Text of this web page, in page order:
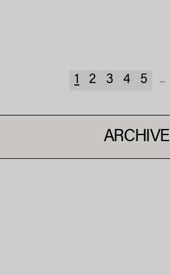
1 2 3 4 5 ...
ARCHIVE